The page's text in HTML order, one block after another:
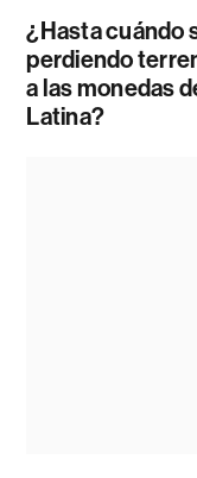
¿Hasta cuándo
perdiendo
a las monedas
Latina?